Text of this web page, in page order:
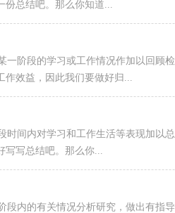
份总结吧。那么你知道...
阶段的学习或工作情况作加以回顾
作效益，因此我们要做好归...
间内对学习和工作生活等表现加以
写写总结吧。那么你...
内的有关情况分析研究，做出有指